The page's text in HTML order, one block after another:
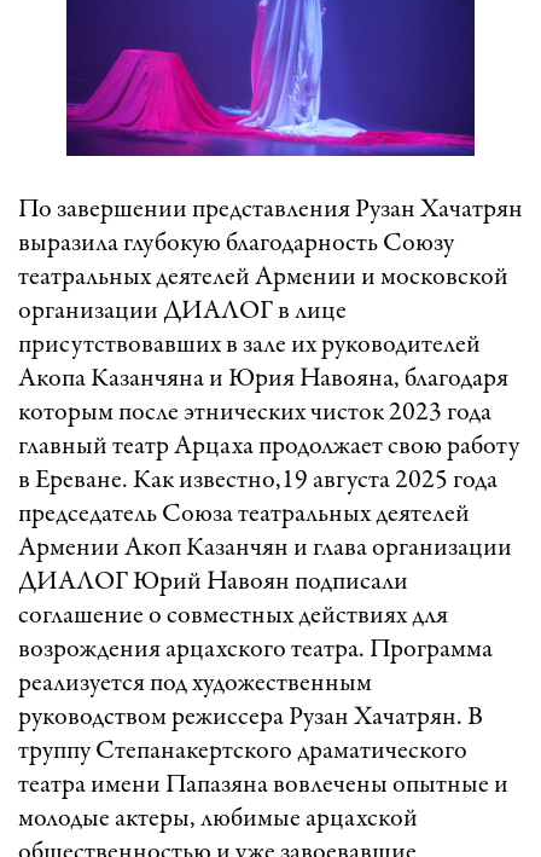
По завершении представления Рузан Хачатрян
выразила глубокую благодарность Союзу
театральных деятелей Армении и московской
организации ДИАЛОГ в лице
присутствовавших в зале их руководителей
Акопа Казанчяна и Юрия Навояна, благодаря
которым после этнических чисток 2023 года
главный театр Арцаха продолжает свою работу
в Ереване. Как известно,19 августа 2025 года
председатель Союза театральных деятелей
Армении Акоп Казанчян и глава организации
ДИАЛОГ Юрий Навоян подписали
соглашение о совместных действиях для
возрождения арцахского театра. Программа
реализуется под художественным
руководством режиссера Рузан Хачатрян. В
труппу Степанакертского драматического
театра имени Папазяна вовлечены опытные и
молодые актеры, любимые арцахской